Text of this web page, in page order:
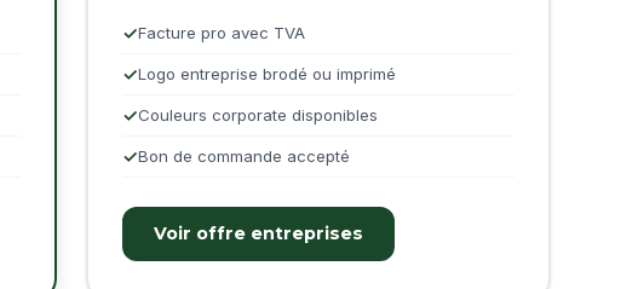
Facture pro avec TVA
Logo entreprise brodé ou imprimé
Couleurs corporate disponibles
Bon de commande accepté
Voir offre entreprises